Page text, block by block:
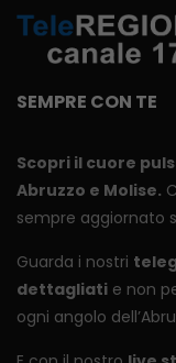
SEMPRE CON TE
Scopri il cuore
Abruzzo e Molise.
sempre aggiornato
Guarda i nostri
dettagliati e non
ogni angolo